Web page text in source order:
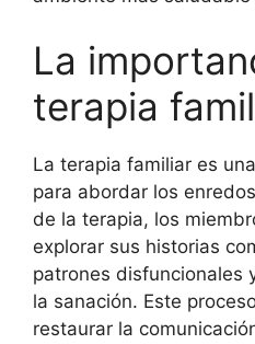
La
terapia
La terapia familiar es
para abordar los
de la terapia, los
explorar sus historias
patrones disfuncionales
la sanación. Este
restaurar la